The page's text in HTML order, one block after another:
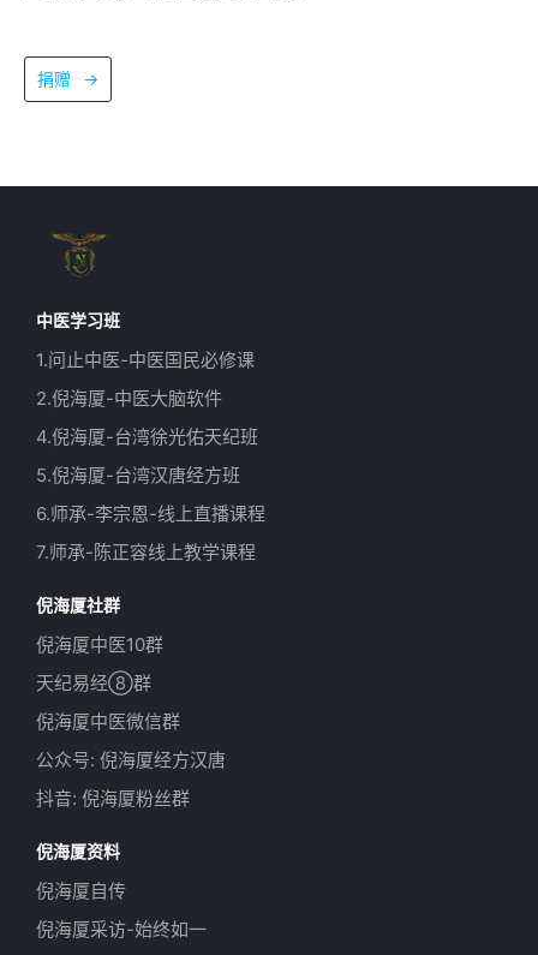
捐赠 →
中医学习班
1.问止中医-中医国民必修课
2.倪海厦-中医大脑软件
4.倪海厦-台湾徐光佑天纪班
5.倪海厦-台湾汉唐经方班
6.师承-李宗恩-线上直播课程
7.师承-陈正容线上教学课程
倪海厦社群
倪海厦中医10群
天纪易经⑧群
倪海厦中医微信群
公众号: 倪海厦经方汉唐
抖音: 倪海厦粉丝群
倪海厦资料
倪海厦自传
倪海厦采访-始终如一